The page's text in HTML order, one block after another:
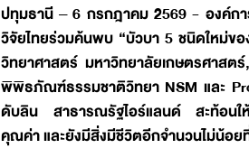
ปทุมธานี – 6 กรกฎาคม 2569 - องค์ก
วิจัยไทยร่วมค้นพบ “บัวบา 5 ชนิดใหม่
วิทยาศาสตร์ มหาวิทยาลัยเกษตรศาส
พิพิธภัณฑ์ธรรมชาติวิทยา NSM และ
ดับลิน สาธารณรัฐไอร์แลนด์ สะท้อนให้เ
คุณค่า และยังมีสิ่งมีชีวิตอีกจำนวนไม่น้อ